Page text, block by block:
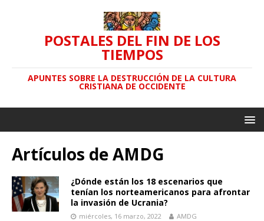
POSTALES DEL FIN DE LOS
TIEMPOS
APUNTES SOBRE LA DESTRUCCIÓN DE LA CULTURA
CRISTIANA DE OCCIDENTE
Artículos deAMDG
¿Dónde están los 18 escenarios que
tenían los norteamericanos para afrontar
la invasión de Ucrania?
miércoles, 16 marzo, 2022 AMDG